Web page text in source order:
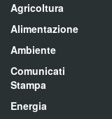
Agricoltura
Alimentazione
Ambiente
Comunicati
Stampa
Energia